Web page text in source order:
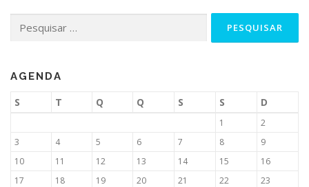
AGENDA
S T Q Q S S D
1
2
3
4 5 6 7 8
9
10
11 12 13 14 15
16
17
18 19 20 21 22
23